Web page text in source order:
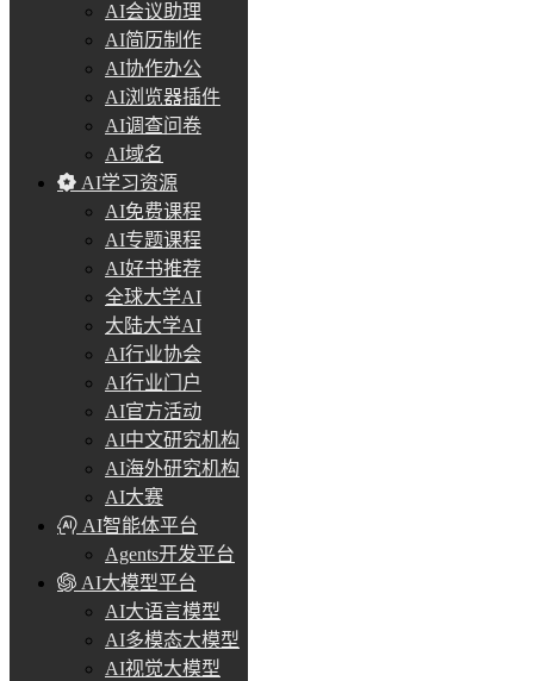
AI会议助理
AI简历制作
AI协作办公
AI浏览器插件
AI调查问卷
AI域名
AI学习资源
AI免费课程
AI专题课程
AI好书推荐
全球大学AI
大陆大学AI
AI行业协会
AI行业门户
AI官方活动
AI中文研究机构
AI海外研究机构
AI大赛
AI智能体平台
Agents开发平台
AI大模型平台
AI大语言模型
AI多模态大模型
AI视觉大模型